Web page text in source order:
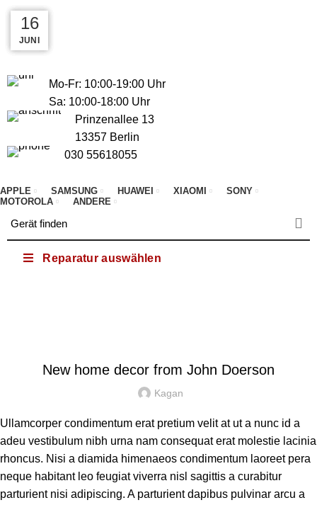
Telefon: 030 556 180 55
030 556 180 55
Mo-Fr: 10:00-19:00 Uhr
Sa: 10:00-18:00 Uhr
Prinzenallee 13
13357 Berlin
030 55618055
APPLE SAMSUNG HUAWEI XIAOMI
SONY
MOTOROLA
ANDERE
Reparatur auswählen
New home decor from John Doerson
Kagan
Ullamcorper condimentum erat pretium velit at ut a nunc id a
adeu vestibulum nibh urna nam consequat erat molestie lacinia
rhoncus. Nisi a diamida himenaeos condimentum laoreet pera
neque habitant leo feugiat viverra nisl sagittis a curabitur
parturient nisi adipiscing. A parturient dapibus pulvinar arcu a
23
JULI
23
JULI
22
JUNI
16
JUNI